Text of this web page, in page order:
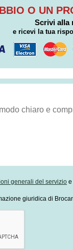
O UN
Scrivi alla
e ricevi la tua
generali del servizio e
giuridica di